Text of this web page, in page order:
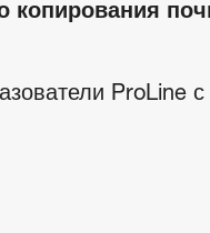
копирования
ProLine